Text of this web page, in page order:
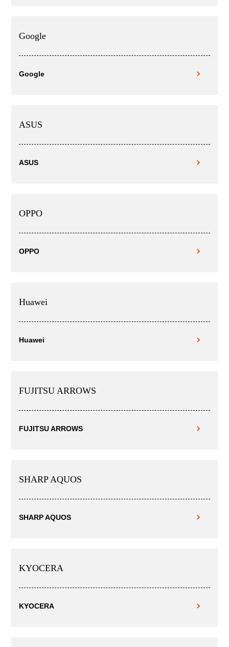
Google
Google
ASUS
ASUS
OPPO
OPPO
Huawei
Huawei
FUJITSU ARROWS
FUJITSU ARROWS
SHARP AQUOS
SHARP AQUOS
KYOCERA
KYOCERA